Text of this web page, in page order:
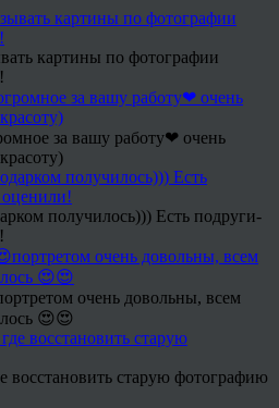
картины по фотографии
за вашу работу❤ очень
получилось))) Есть подруги-
очень довольны, всем
😍😍
восстановить старую фотографию